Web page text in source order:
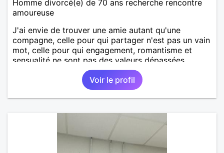
Homme divorcé(e) de 70 ans recherche rencontre
amoureuse
J'ai envie de trouver une amie autant qu'une
compagne, celle pour qui partager n'est pas un vain
mot, celle pour qui engagement, romantisme et
sensualité ne sont pas des valeurs dépassées.
Voir le profil